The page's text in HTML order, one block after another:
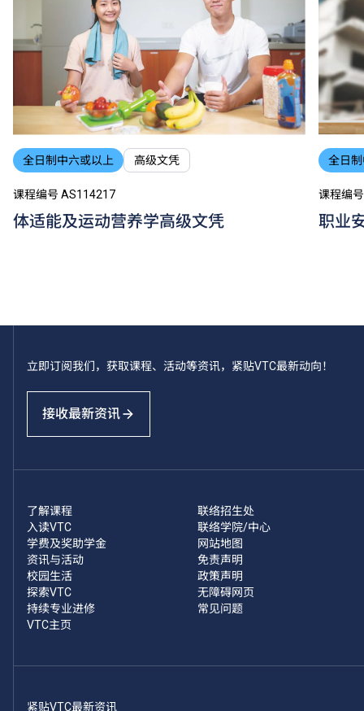
全日制中六或以上 高级文凭
课程编号 AS114217
体适能及运动营养学高级文凭
全日
课程编
职业
立即订阅我们，获取课程、活动等资讯，紧贴VTC最新动向！
接收最新资讯
了解课程
入读VTC
学费及奖助学金
资讯与活动
校园生活
探索VTC
持续专业进修
VTC主页
联络招生处
联络学院/中心
网站地图
免责声明
政策声明
无障碍网页
常见问题
紧贴VTC最新资讯